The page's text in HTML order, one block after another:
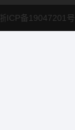
浙ICP备19047201号